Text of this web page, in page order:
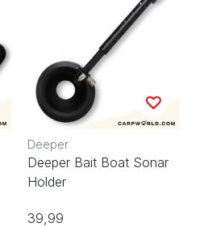
Deeper
Deeper Bait Boat Sonar
Holder
39,99